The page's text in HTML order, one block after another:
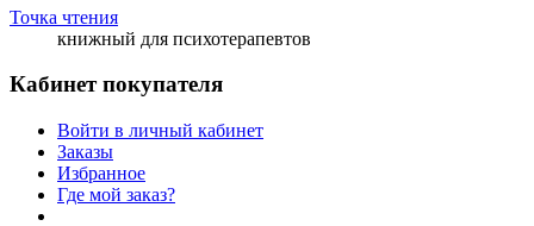
Точка чтения
книжный для психотерапевтов
Кабинет покупателя
Войти в личный кабинет
Заказы
Избранное
Где мой заказ?